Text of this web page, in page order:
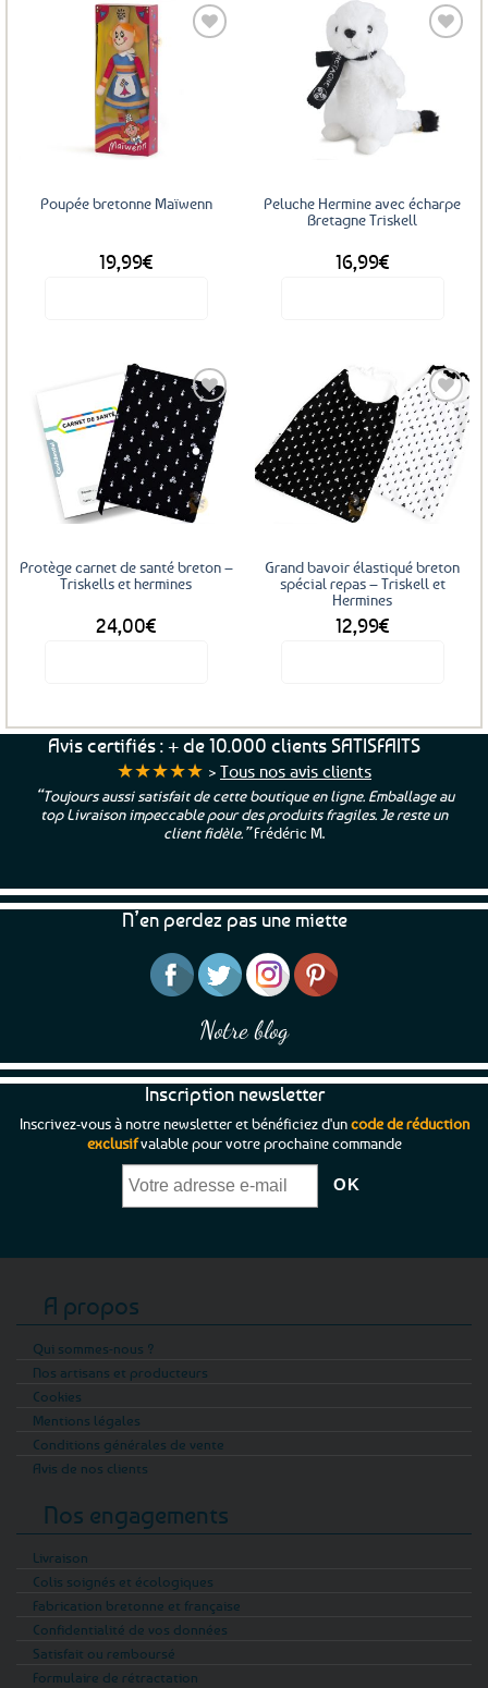
Poupée bretonne Maïwenn
19,99€
favoris
Peluche Hermine avec écharpe
Bretagne Triskell
16,99€
Ajouter
aux
favoris
Protège carnet de santé breton –
Triskells et hermines
24,00€
Ajouter
aux
favoris
Grand bavoir élastiqué breton
spécial repas – Triskell et
Hermines
12,99€
a
plusieurs
variations.
Les
options
choisies
sur
page
du
Avis certifiés : + de 10.000 clients SATISFAITS
★★★★★ > Tous nos avis clients
“Toujours aussi satisfait de cette boutique en ligne. Emballage au
top Livraison impeccable pour des produits fragiles. Je reste un
client fidèle.”Frédéric M.
N’en perdez pas une miette
Notre blog
Inscription newsletter
Inscrivez-vous à notre newsletter et bénéficiez d'uncode de réduction
exclusifvalable pour votre prochaine commande
A propos
Qui sommes-nous ?
Nos artisans et producteurs
Cookies
Mentions légales
Conditions générales de vente
Avis de nos clients
Nos engagements
Livraison
Colis soignés et écologiques
Fabrication bretonne et française
Confidentialité de vos données
Satisfait ou remboursé
Formulaire de rétractation